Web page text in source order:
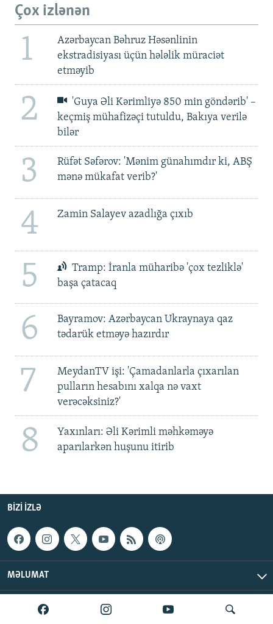
Çox izlənən
1
Azərbaycan Bəhruz Həsənlinin
ekstradisiyası üçün hələlik müraciət
etməyib
2
'Guya Əli Kərimliyə 850 min göndərib' –
keçmiş mühafizəçi tutuldu, Bakıya verilə
bilər
3
Rüfət Səfərov: 'Mənim günahımdır ki, ABŞ
mənə mükafat verib?'
4 Zamin Salayev azadlığa çıxıb
5
Tramp: İranla müharibə 'çox tezliklə'
başa çatacaq
6
Bayramov: Azərbaycan Ukraynaya qaz
tədarük etməyə hazırdır
7
MeydanTV işi: 'Çamadanlarla çıxarılan
pulların hesabını xalqa nə vaxt
verəcəksiniz?'
8
Yaxınları: Əli Kərimli məhkəməyə
aparılarkən huşunu itirib
BIZI IZLƏ
MƏLUMAT
AzadlıqRadiosu © 2026 Inc. | Bütün hüquqlar qorunur